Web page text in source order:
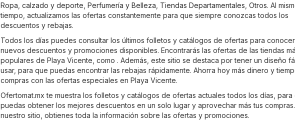
Ropa, calzado y deporte Perfumería y Belleza Tiendas Departamentales Otros. Al
tiempo, actualizamos las ofertas constantemente para que siempre conozcas todos los
descuentos y rebajas.
Todos los días puedes consultar los últimos folletos y catálogos de ofertas para
nuevos descuentos y promociones disponibles. Encontrarás las ofertas de las tiendas
populares de Playa Vicente, como . Además, este sitio se destaca por tener un diseño
usar, para que puedas encontrar las rebajas rápidamente. Ahorra hoy más dinero y
compras con las ofertas especiales en Playa Vicente.
Ofertomat.mx te muestra los folletos y catálogos de ofertas actuales todos los días, para
puedas obtener los mejores descuentos en un solo lugar y aprovechar más tus
nuestro sitio, obtienes toda la información sobre las ofertas y promociones.